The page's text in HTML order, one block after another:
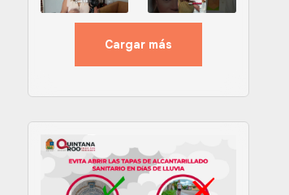
Cargar más